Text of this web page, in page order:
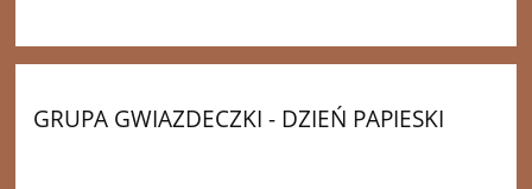
GRUPA GWIAZDECZKI - DZIEŃ PAPIESKI